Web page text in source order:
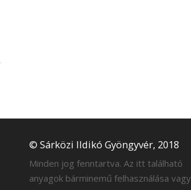
© Sárközi Ildikó Gyöngyvér, 2018
Minden jog fenntartva. Az itt található
anyagok bárminemű felhasználása vagy